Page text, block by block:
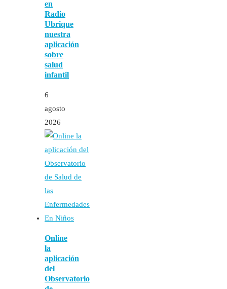
en
Radio
Ubrique
nuestra
aplicación
sobre
salud
infantil
6
agosto
2026
Online
la
aplicación
del
Observatorio